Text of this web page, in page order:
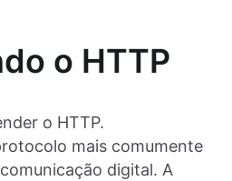
o HTTP
o HTTP.
mais comumente
digital. A